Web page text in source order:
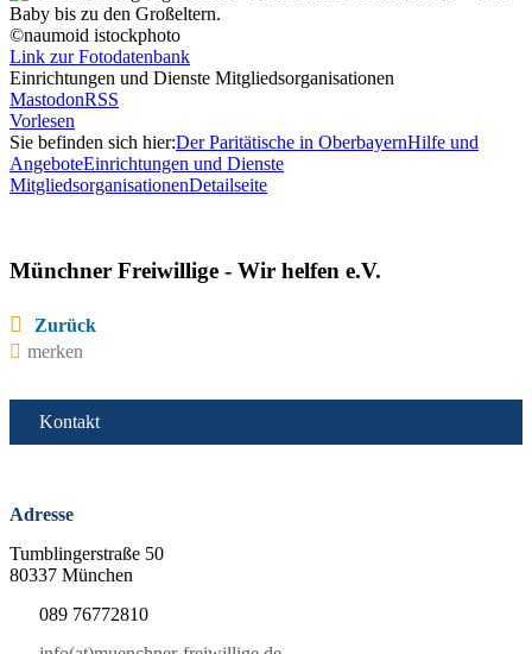
©naumoid istockphoto
Link zur Fotodatenbank
Einrichtungen und Dienste Mitgliedsorganisationen
MastodonRSS
Vorlesen
Sie befinden sich hier:Der Paritätische in OberbayernHilfe und
AngeboteEinrichtungen und Dienste
MitgliedsorganisationenDetailseite
Münchner Freiwillige - Wir helfen e.V.
Zurück
merken
Kontakt
Adresse
Tumblingerstraße 50
80337 München
089 76772810